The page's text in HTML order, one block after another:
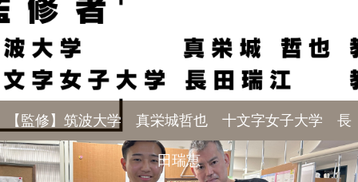
【監修】筑波大学 真栄城哲也 十文字女子大学 長
田瑞恵